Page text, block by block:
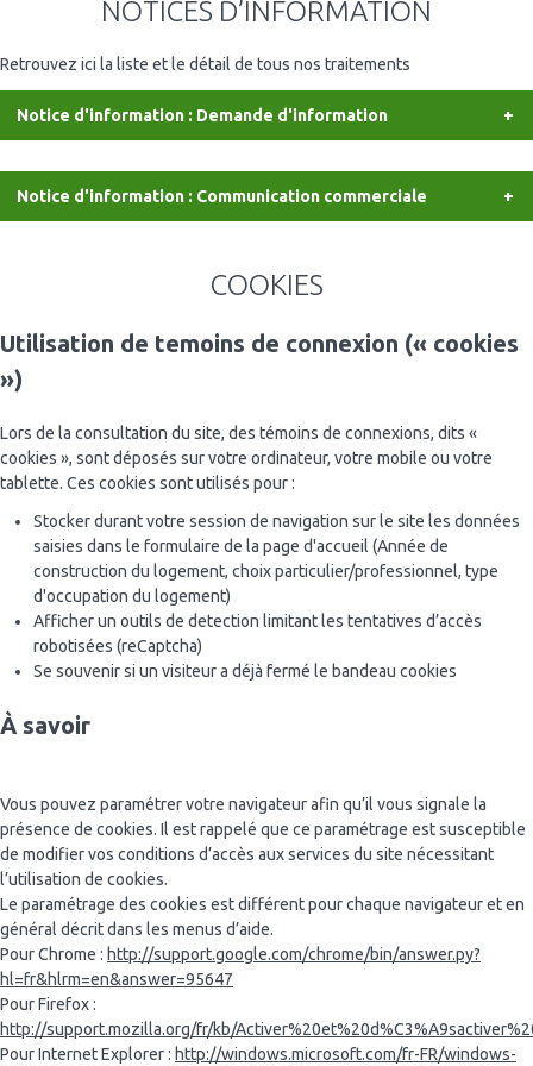
NOTICES D’INFORMATION
Retrouvez ici la liste et le détail de tous nos traitements
Notice d'information : Demande d'information
La présente notice a pour objet de vous apporter l’ensemble des
éléments d’information prévus par la règlementation applicable et,
en particulier, par le Règlement européen Général sur la protection
Identité et coordonnées du responsable du traitement :
PIA Production SAS
Le Forum – Bâtiment B
69003 LYON
Représentée par : Monsieur Florent Buffin
Objet du traitement :
Finalité(s) :
Ce traitement a été mis en place afin de vous apporter tout
type d’information liée à nos produits et services, à la façon
dont ils peuvent répondre à vos besoins, ou pour vous mettre
en relation avec des personnes et services pouvant répondre à
les informations dont ils ont fait la demande.
Destinataire(s) :
Les informations liées à votre demande et les données
personnelles permettant de vous contacter sont communiquées à
nos services internes ou à des sociétés partenaires afin de vous
apporter une réponse correspondant à vos besoins.
Elles peuvent aussi être communiquées à d’autres enseignes de
notre Groupe si la demande que vous avez effectuée sur notre site
Notice d'information : Communication commerciale
éléments d’information prévus par la règlementation applicable et,
en particulier, par le Règlement européen Général sur la protection
PIA Production SAS
Le Forum – Bâtiment B
27 rue Maurice Flandin
69003 LYON
Représentée par : Monsieur Florent Buffin
Objet du traitement :
Finalité(s) :
communications commerciales et vous tenir informé des
nouveautés et promotions existantes.
Si vous êtes un de nos clients, l’envoi de communications
commerciales de notre part repose sur un intérêt légitime à
vous proposer des produits et services qui sont susceptibles
de vous intéresser ou à vous faire bénéficier de nos
promotions. Si nous ne vous comptons pas encore parmi nos
clients, vous ne recevrez de communications commerciales de
notre part que si vous nous avez donné votre accord.
Destinataire(s) :
COOKIES
Utilisation de temoins de connexion (« cookies
»)
Lors de la consultation du site, des témoins de connexions, dits «
cookies », sont déposés sur votre ordinateur, votre mobile ou votre
tablette. Ces cookies sont utilisés pour :
Stocker durant votre session de navigation sur le site les données
saisies dans le formulaire de la page d'accueil (Année de
construction du logement, choix particulier/professionnel, type
d'occupation du logement)
Afficher un outils de detection limitant les tentatives d’accès
robotisées (reCaptcha)
Se souvenir si un visiteur a déjà fermé le bandeau cookies
À savoir
Vous pouvez paramétrer votre navigateur afin qu’il vous signale la
présence de cookies. Il est rappelé que ce paramétrage est susceptible
de modifier vos conditions d’accès aux services du site nécessitant
l’utilisation de cookies.
Le paramétrage des cookies est différent pour chaque navigateur et en
général décrit dans les menus d’aide.
Pour Chrome : http://support.google.com/chrome/bin/answer.py?
hl=fr&hlrm=en&answer=95647
Pour Firefox :
http://support.mozilla.org/fr/kb/
Pour Internet Explorer : http://windows.microsoft.com/fr-FR/windows-